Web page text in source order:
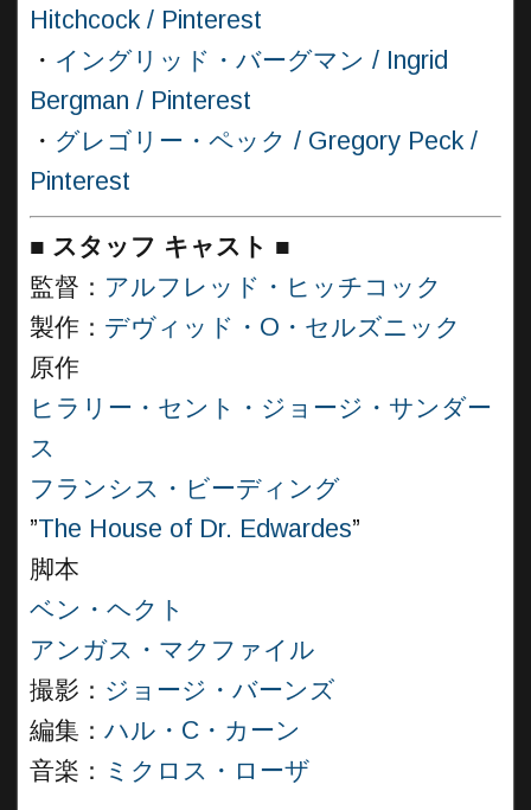
Hitchcock / Pinterest
・ イングリッド・バーグマン / Ingrid
Bergman / Pinterest
・ グレゴリー・ペック / Gregory Peck /
Pinterest
■ スタッフ キャスト ■
監督： アルフレッド・ヒッチコック
製作： デヴィッド・O・セルズニック
原作
ヒラリー・セント・ジョージ・サンダー
ス
フランシス・ビーディング
”The House of Dr. Edwardes”
脚本
ベン・ヘクト
アンガス・マクファイル
撮影： ジョージ・バーンズ
編集： ハル・C・カーン
音楽： ミクロス・ローザ